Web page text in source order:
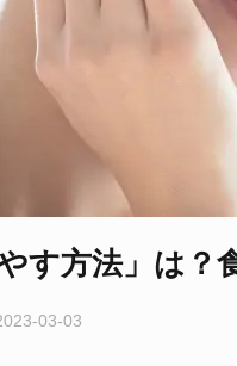
す方法」は？
03-03